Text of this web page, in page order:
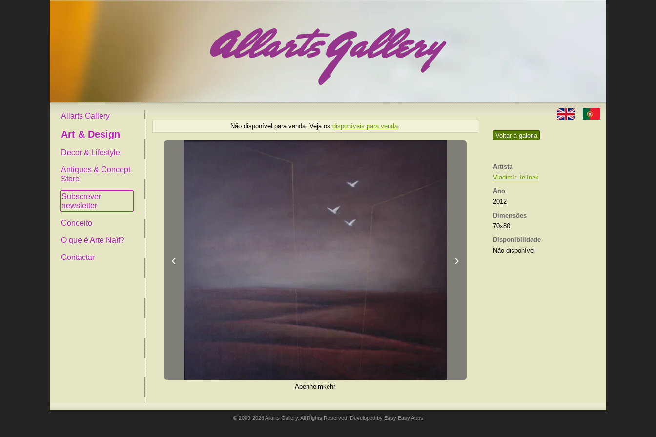
Allarts Gallery
Art & Design
Decor & Lifestyle
Antiques & Concept
Store
Subscrever
newsletter
Conceito
O que é Arte Naïf?
Contactar
Voltar à galeria
Artista
Vladimír Jelínek
Ano
2012
Dimensões
70x80
Disponibilidade
Não disponível
Não disponível para venda. Veja osdisponíveis para venda
‹ ›
Abenheimkehr
© 2009-2026 Allarts Gallery. All Rights Reserved. Developed by Easy Easy Apps